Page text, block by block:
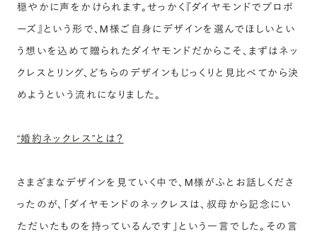
穏やかに声をかけられます。せっかく『ダイヤモンドでプロポ
ーズ』という形で、M様ご自身にデザインを選んでほしいとい
う想いを込めて贈られたダイヤモンドだからこそ、まずはネッ
クレスとリング、どちらのデザインもじっくりと見比べてから決
めようという流れになりました。
“婚約ネックレス”とは？
さまざまなデザインを見ていく中で、M様がふとお話しくださ
ったのが、「ダイヤモンドのネックレスは、叔母から記念にい
ただいたものを持っているんです」という一言でした。その言